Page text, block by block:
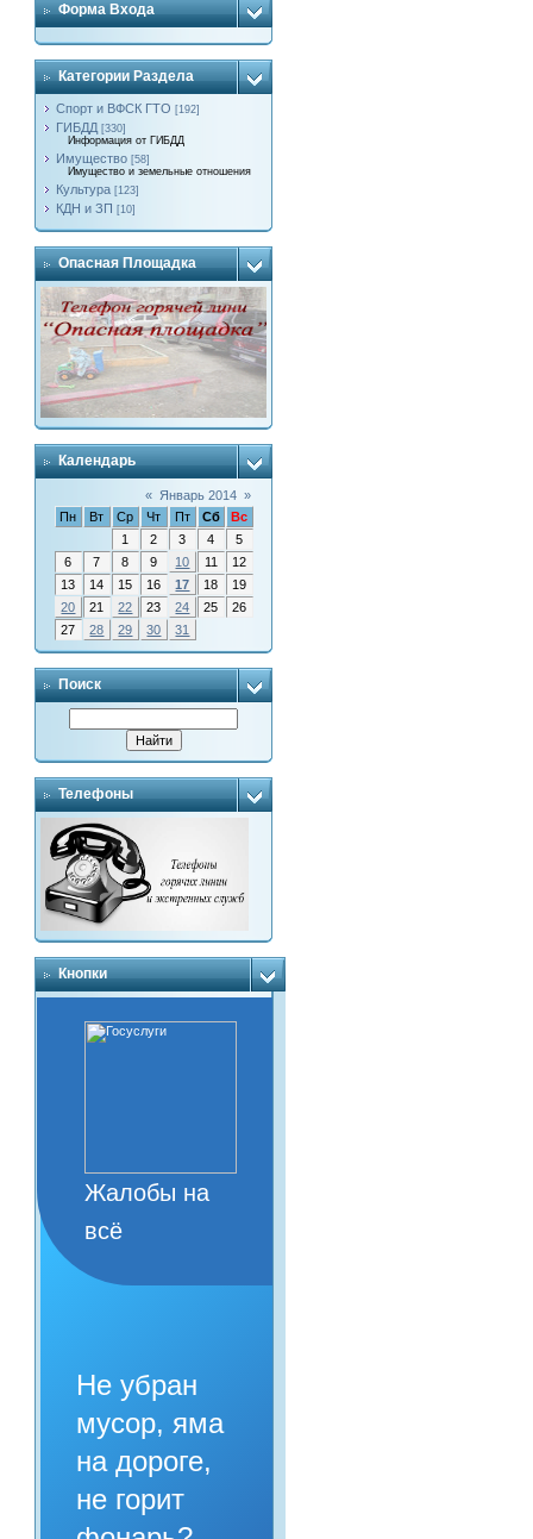
Форма Входа
Категории Раздела
Спорт и ВФСК ГТО [192]
ГИБДД [330]
Информация от ГИБДД
Имущество [58]
Имущество и земельные отношения
Культура [123]
КДН и ЗП [10]
Опасная Площадка
Календарь
« Январь 2014 »
Пн
Вт Ср Чт Пт Сб
Вс
1
2 3 4
5
6
7 8 9 10 11
12
13
14 15 16 17 18
19
20
21 22 23 24 25
26
27
28 29 30 31
Поиск
Телефоны
Кнопки
Жалобы на
всё
Не убран
мусор, яма
на дороге,
не горит